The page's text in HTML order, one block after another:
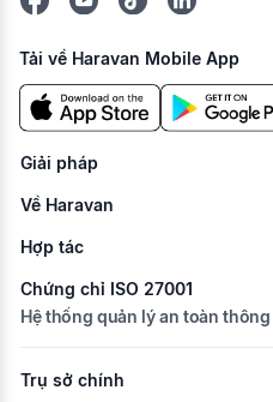
Tải về Haravan Mobile App
Giải pháp
Về Haravan
Hợp tác
Chứng chỉ ISO 27001
Hệ thống quản lý an toàn
Trụ sở chính